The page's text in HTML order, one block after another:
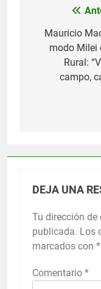
de
entradas
Mauricio
modo Milei
Rural:
campo,
DEJA UNA
Tu dirección de
publicada. Los
marcados con *
Comentario *